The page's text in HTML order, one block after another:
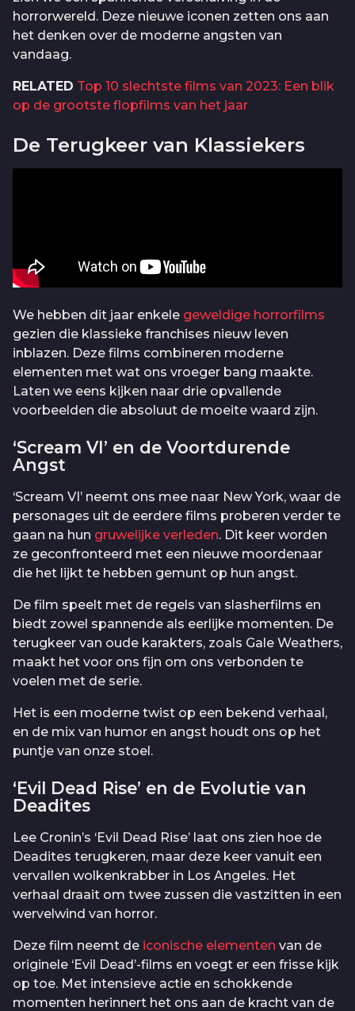
horrorwereld. Deze nieuwe iconen zetten ons aan
het denken over de moderne angsten van
vandaag.
RELATED Top 10 slechtste films van 2023: Een blik
op de grootste flopfilms van het jaar
De Terugkeer van Klassiekers
We hebben dit jaar enkele geweldige horrorfilms
gezien die klassieke franchises nieuw leven
inblazen. Deze films combineren moderne
elementen met wat ons vroeger bang maakte.
Laten we eens kijken naar drie opvallende
voorbeelden die absoluut de moeite waard zijn.
‘Scream VI’ en de Voortdurende
Angst
‘Scream VI’ neemt ons mee naar New York, waar de
personages uit de eerdere films proberen verder te
gaan na hun gruwelijke verleden. Dit keer worden
ze geconfronteerd met een nieuwe moordenaar
die het lijkt te hebben gemunt op hun angst.
De film speelt met de regels van slasherfilms en
biedt zowel spannende als eerlijke momenten. De
terugkeer van oude karakters, zoals Gale Weathers,
maakt het voor ons fijn om ons verbonden te
voelen met de serie.
Het is een moderne twist op een bekend verhaal,
en de mix van humor en angst houdt ons op het
puntje van onze stoel.
‘Evil Dead Rise’ en de Evolutie van
Deadites
Lee Cronin’s ‘Evil Dead Rise’ laat ons zien hoe de
Deadites terugkeren, maar deze keer vanuit een
vervallen wolkenkrabber in Los Angeles. Het
verhaal draait om twee zussen die vastzitten in een
wervelwind van horror.
Deze film neemt de iconische elementen van de
originele ‘Evil Dead’-films en voegt er een frisse kijk
op toe. Met intensieve actie en schokkende
momenten herinnert het ons aan de kracht van de